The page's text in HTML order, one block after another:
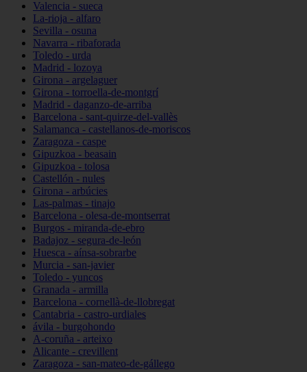
Valencia - sueca
La-rioja - alfaro
Sevilla - osuna
Navarra - ribaforada
Toledo - urda
Madrid - lozoya
Girona - argelaguer
Girona - torroella-de-montgrí
Madrid - daganzo-de-arriba
Barcelona - sant-quirze-del-vallès
Salamanca - castellanos-de-moriscos
Zaragoza - caspe
Gipuzkoa - beasain
Gipuzkoa - tolosa
Castellón - nules
Girona - arbúcies
Las-palmas - tinajo
Barcelona - olesa-de-montserrat
Burgos - miranda-de-ebro
Badajoz - segura-de-león
Huesca - aínsa-sobrarbe
Murcia - san-javier
Toledo - yuncos
Granada - armilla
Barcelona - cornellà-de-llobregat
Cantabria - castro-urdiales
ávila - burgohondo
A-coruña - arteixo
Alicante - crevillent
Zaragoza - san-mateo-de-gállego